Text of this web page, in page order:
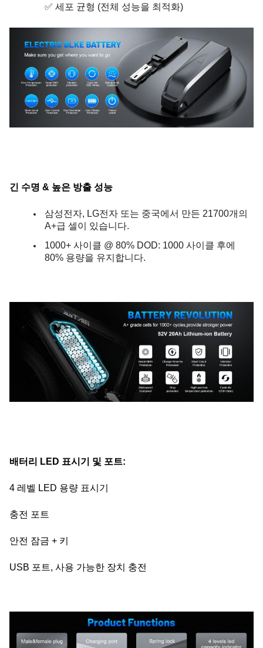
✅ 세포 균형 (전체 성능을 최적화)
긴 수명 & 높은 방출 성능
삼성전자, LG전자 또는 중국에서 만든 21700개의
A+급 셀이 있습니다.
1000+ 사이클 @ 80% DOD: 1000 사이클 후에
80% 용량을 유지합니다.
배터리 LED 표시기 및 포트:
4 레벨 LED 용량 표시기
충전 포트
안전 잠금 + 키
USB 포트, 사용 가능한 장치 충전